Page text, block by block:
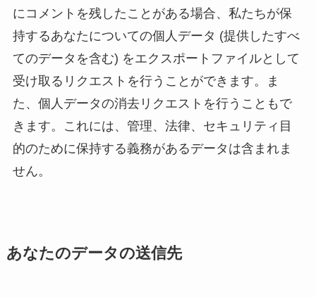
にコメントを残したことがある場合、私たちが保
持するあなたについての個人データ (提供したすべ
てのデータを含む) をエクスポートファイルとして
受け取るリクエストを行うことができます。ま
た、個人データの消去リクエストを行うこともで
きます。これには、管理、法律、セキュリティ目
的のために保持する義務があるデータは含まれま
せん。
あなたのデータの送信先